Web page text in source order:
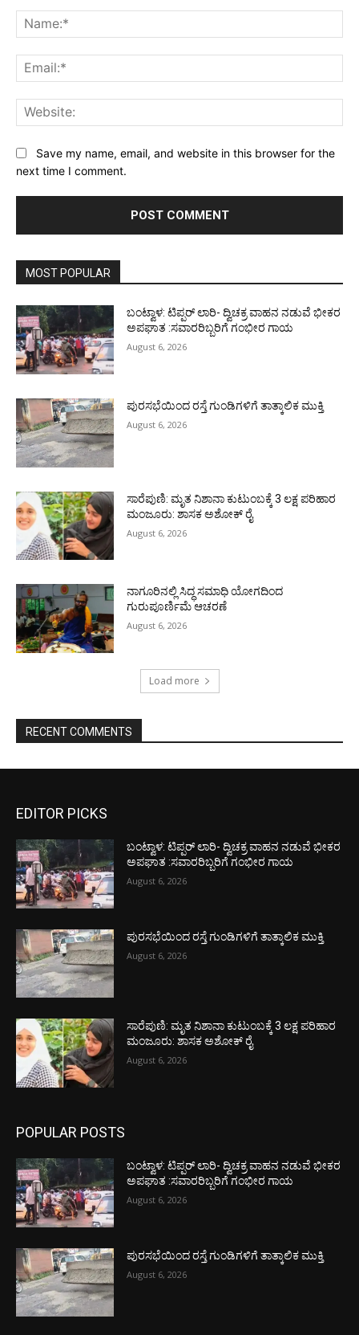
Save my name, email, and website in this browser for the
next time I comment.
MOST POPULAR
ಬಂಟ್ವಾಳ: ಟಿಪ್ಪರ್ ಲಾರಿ- ದ್ವಿಚಕ್ರ ವಾಹನ ನಡುವೆ ಭೀಕರ
ಅಪಘಾತ :ಸವಾರರಿಬ್ಬರಿಗೆ ಗಂಭೀರ ಗಾಯ
August 6, 2026
ಪುರಸಭೆಯಿಂದ ರಸ್ತೆ ಗುಂಡಿಗಳಿಗೆ ತಾತ್ಕಾಲಿಕ ಮುಕ್ತಿ
August 6, 2026
ಸಾರೆಪುಣಿ: ಮೃತ ನಿಶಾನಾ ಕುಟುಂಬಕ್ಕೆ 3 ಲಕ್ಷ ಪರಿಹಾರ
ಮಂಜೂರು: ಶಾಸಕ ಅಶೋಕ್ ರೈ
August 6, 2026
ನಾಗೂರಿನಲ್ಲಿ ಸಿದ್ಧ ಸಮಾಧಿ ಯೋಗದಿಂದ
ಗುರುಪೂರ್ಣಿಮೆ ಆಚರಣೆ
August 6, 2026
Load more
RECENT COMMENTS
EDITOR PICKS
ಬಂಟ್ವಾಳ: ಟಿಪ್ಪರ್ ಲಾರಿ- ದ್ವಿಚಕ್ರ ವಾಹನ ನಡುವೆ ಭೀಕರ
ಅಪಘಾತ :ಸವಾರರಿಬ್ಬರಿಗೆ ಗಂಭೀರ ಗಾಯ
August 6, 2026
ಪುರಸಭೆಯಿಂದ ರಸ್ತೆ ಗುಂಡಿಗಳಿಗೆ ತಾತ್ಕಾಲಿಕ ಮುಕ್ತಿ
August 6, 2026
ಸಾರೆಪುಣಿ: ಮೃತ ನಿಶಾನಾ ಕುಟುಂಬಕ್ಕೆ 3 ಲಕ್ಷ ಪರಿಹಾರ
ಮಂಜೂರು: ಶಾಸಕ ಅಶೋಕ್ ರೈ
August 6, 2026
POPULAR POSTS
ಬಂಟ್ವಾಳ: ಟಿಪ್ಪರ್ ಲಾರಿ- ದ್ವಿಚಕ್ರ ವಾಹನ ನಡುವೆ ಭೀಕರ
ಅಪಘಾತ :ಸವಾರರಿಬ್ಬರಿಗೆ ಗಂಭೀರ ಗಾಯ
August 6, 2026
ಪುರಸಭೆಯಿಂದ ರಸ್ತೆ ಗುಂಡಿಗಳಿಗೆ ತಾತ್ಕಾಲಿಕ ಮುಕ್ತಿ
August 6, 2026